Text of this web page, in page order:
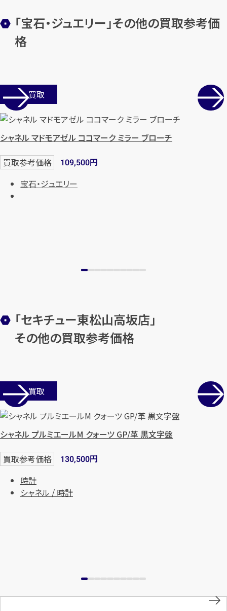
「宝石・ジュエリー」その他の買取参考価
格
店舗買取
シャネル マドモアゼル ココマーク ミラー ブローチ
買取参考価格 109,500円
宝石・ジュエリー
「セキチュー東松山高坂店」
その他の買取参考価格
店舗買取
シャネル プルミエールM クォーツ GP/革 黒文字盤
買取参考価格 130,500円
時計
シャネル / 時計